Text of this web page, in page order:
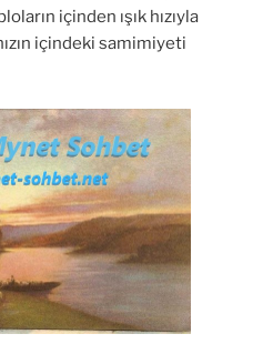
içinden ışık hızıyla
içindeki samimiyeti